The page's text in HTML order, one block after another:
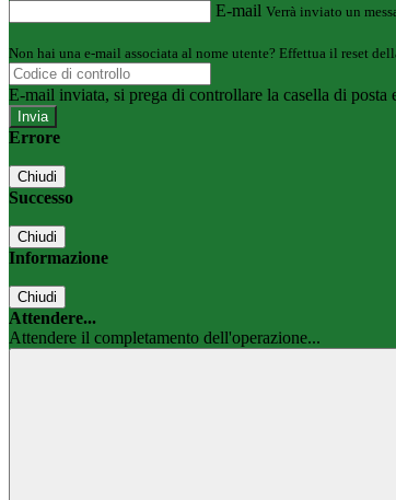
E-mail Verrà inviato un
Non hai una e-mail associata al nome utente? Effettua il reset
E-mail inviata, si prega di controllare la casella di posta
Errore
Chiudi
Successo
Chiudi
Informazione
Chiudi
Attendere...
Attendere il completamento dell'operazione...